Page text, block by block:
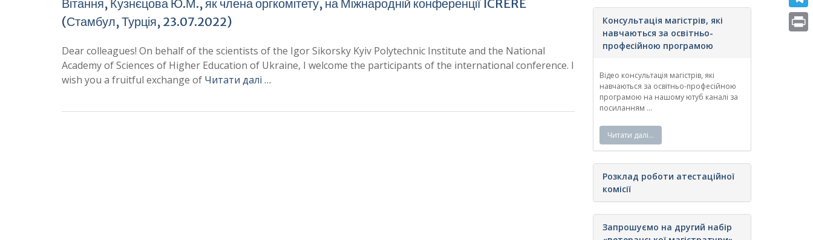
Вітання, Кузнєцова Ю.М., як члена оргкомітету, на Міжнародній конференції ICRERE
(Стамбул, Турція, 23.07.2022)
Dear colleagues! On behalf of the scientists of the Igor Sikorsky Kyiv Polytechnic Institute and the National
Academy of Sciences of Higher Education of Ukraine, I welcome the participants of the international conference. I
wish you a fruitful exchange of Читати далі …
Консультація магістрів, які
навчаються за освітньо-
професійною програмою
Відео консультація магістрів, які
навчаються за освітньо-професійною
програмою на нашому ютуб каналі за
посиланням ...
Читати далі…
Розклад роботи атестаційної
комісії
Запрошуємо на другий набір
b
im
a
T